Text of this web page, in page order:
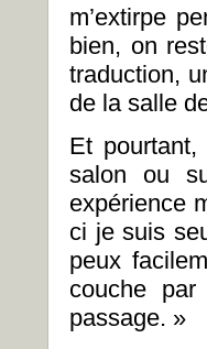
m’extirpe
bien, on
traduction,
de la salle
Et
salon ou
expérience
ci je suis
peux
couche
passage. »